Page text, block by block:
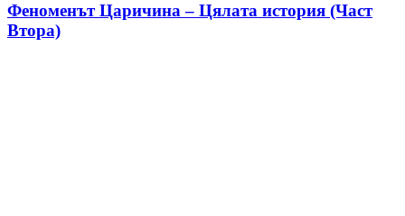
Феноменът Царичина – Цялата история (Част
Втора)